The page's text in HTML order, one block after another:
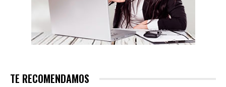
TE RECOMENDAMOS